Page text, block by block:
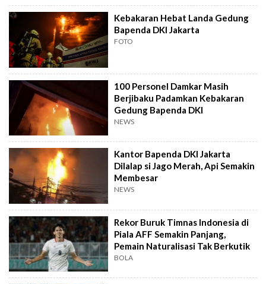
Kebakaran Hebat Landa Gedung
Bapenda DKI Jakarta
FOTO
100 Personel Damkar Masih
Berjibaku Padamkan Kebakaran
Gedung Bapenda DKI
NEWS
Kantor Bapenda DKI Jakarta
Dilalap si Jago Merah, Api Semakin
Membesar
NEWS
Rekor Buruk Timnas Indonesia di
Piala AFF Semakin Panjang,
Pemain Naturalisasi Tak Berkutik
BOLA